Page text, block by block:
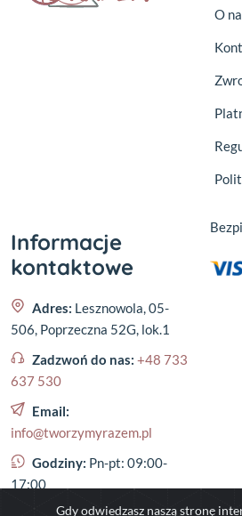
O
Informacje
kontaktowe
Adres: Lesznowola, 05-
506, Poprzeczna 52G, lok.1
Zadzwoń do nas: +48 733
637 530
Email:
info@tworzymyrazem.pl
Godziny: Pn-pt: 09:00-
17:00
Gdy odwiedzasz naszą stronę